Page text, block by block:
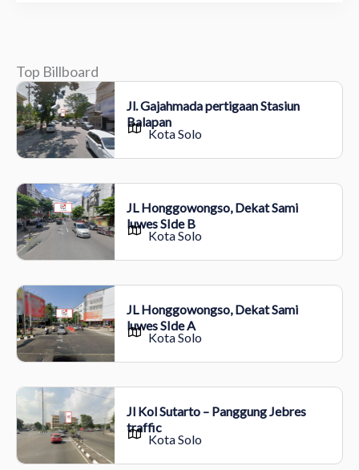
Top Billboard
Jl. Gajahmada pertigaan Stasiun
Balapan
Kota Solo
JL Honggowongso, Dekat Sami
luwes SIde B
Kota Solo
JL Honggowongso, Dekat Sami
luwes SIde A
Kota Solo
Jl Kol Sutarto – Panggung Jebres
traffic
Kota Solo